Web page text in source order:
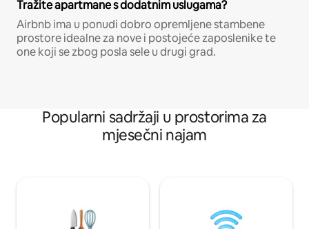
Tražite apartmane s dodatnim uslugama?
Airbnb ima u ponudi dobro opremljene stambene
prostore idealne za nove i postojeće zaposlenike te
one koji se zbog posla sele u drugi grad.
Popularni sadržaji u prostorima za
mjesečni najam